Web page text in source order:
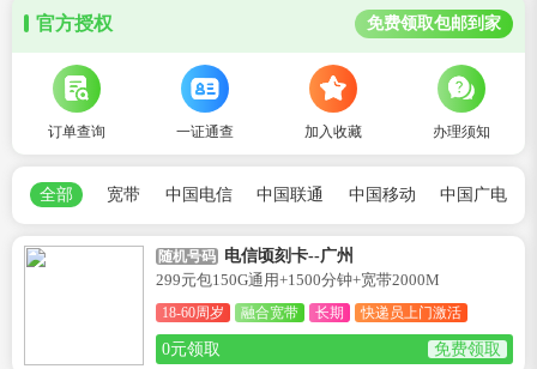
官方授权 免费领取包邮到家
订单查询 一证通查 加入收藏 办理须知
全部 宽带 中国电信 中国联通 中国移动 中国广电
随机号码 电信顷刻卡--广州
299元包150G通用+1500分钟+宽带2000M
18-60周岁 融合宽带 长期 快递员上门激活
0元领取 免费领取